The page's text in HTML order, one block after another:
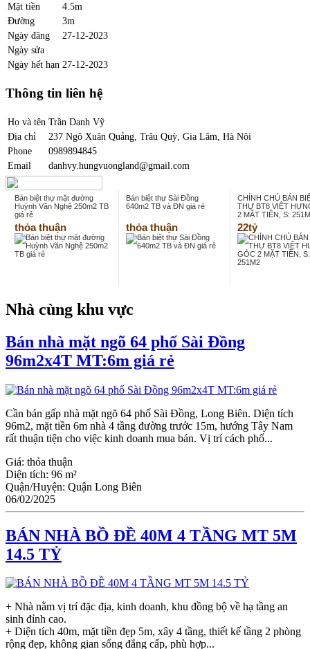
Mặt tiền
4.5m
Đường
3m
Ngày đăng
27-12-2023
Ngày sửa
Ngày hết hạn 27-12-2023
Thông tin liên hệ
Họ và tên Trần Danh Vỹ
Địa chỉ
237 Ngô Xuân Quảng, Trâu Quỳ, Gia Lâm, Hà Nội
Phone
0989894845
Email
danhvy.hungvuongland@gmail.com
Bán biệt thự mặt đường
Huỳnh Văn Nghệ 250m2 TB
giá rẻ
thỏa thuận
Bán biệt thự Sài Đồng
640m2 TB và ĐN giá rẻ
thỏa thuận
CHÍNH CHỦ BÁN
THỰ BT8 VIỆT
2 MẶT TIỀN, S:
22tỷ
Nhà cùng khu vực
Bán nhà mặt ngõ 64 phố Sài Đồng
96m2x4T MT:6m giá rẻ
Cần bán gấp nhà mặt ngõ 64 phố Sài Đồng, Long Biên. Diện tích
96m2, mặt tiền 6m nhà 4 tầng đường trước 15m, hướng Tây Nam
rất thuận tiện cho việc kinh doanh mua bán. Vị trí cách phố...
Giá: thỏa thuận
Diện tích: 96 m²
Quận/Huyện: Quận Long Biên
06/02/2025
BÁN NHÀ BỒ ĐỀ 40M 4 TẦNG MT 5M
14.5 TỶ
+ Nhà nằm vị trí đặc địa, kinh doanh, khu đồng bộ về hạ tầng an
sinh đỉnh cao.
+ Diện tích 40m, mặt tiền đẹp 5m, xây 4 tầng, thiết kế tầng 2 phòng
rộng đẹp, không gian sống đẳng cấp, phù hợp...